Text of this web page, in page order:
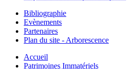
Bibliographie
Evènements
Partenaires
Plan du site - Arborescence
Accueil
Patrimoines Immatériels